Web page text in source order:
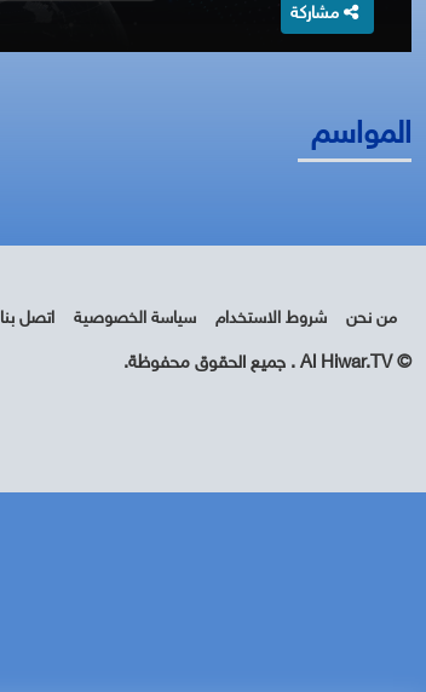
مشاركة
المواسم
من نحن شروط الاستخدام سياسة الخصوصية اتصل بنا
© Al Hiwar.TV . جميع الحقوق محفوظة.